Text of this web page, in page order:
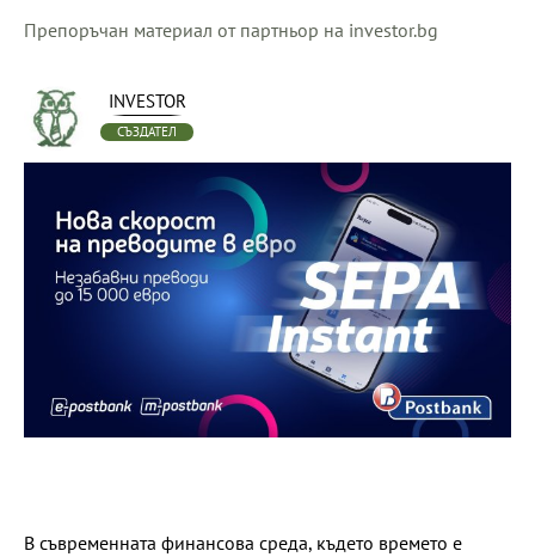
Препоръчан материал от партньор на investor.bg
INVESTOR
СЪЗДАТЕЛ
В съвременната финансова среда, където времето е